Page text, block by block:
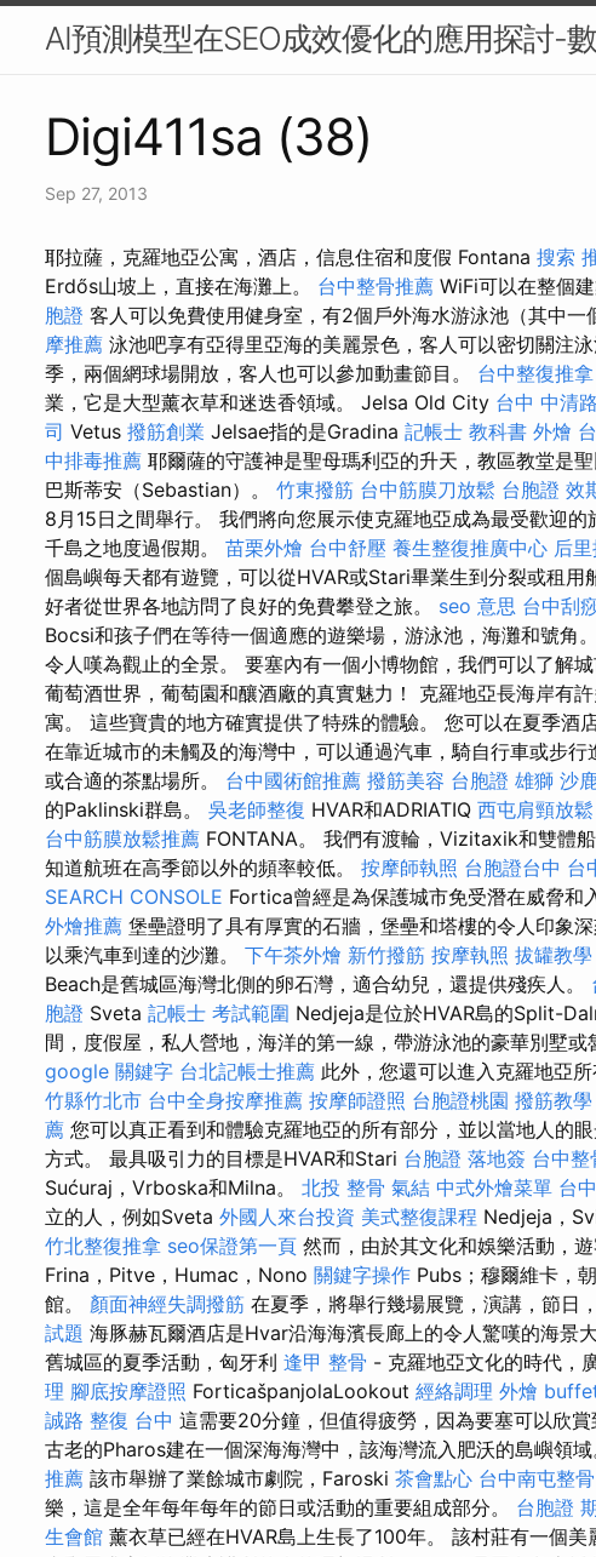
AI預測模型在SEO成效優化的應用探討-
Digi411sa (38)
Sep 27, 2013
耶拉薩，克羅地亞公寓，酒店，信息住宿和度假 Fontana 搜索
Erdős山坡上，直接在海灘上。 台中整骨推薦 WiFi可以在整個
胞證 客人可以免費使用健身室，有2個戶外海水游泳池（其中一
摩推薦 泳池吧享有亞得里亞海的美麗景色，客人可以密切關注泳
季，兩個網球場開放，客人也可以參加動畫節目。 台中整復推拿
業，它是大型薰衣草和迷迭香領域。 Jelsa Old City 台中 中清
司 Vetus 撥筋創業 Jelsae指的是Gradina 記帳士 教科書 外燴
中排毒推薦 耶爾薩的守護神是聖母瑪利亞的升天，教區教堂是
巴斯蒂安（Sebastian）。 竹東撥筋 台中筋膜刀放鬆 台胞證 效
8月15日之間舉行。 我們將向您展示使克羅地亞成為最受歡迎
千島之地度過假期。 苗栗外燴 台中舒壓 養生整復推廣中心 后
個島嶼每天都有遊覽，可以從HVAR或Stari畢業生到分裂或租用
好者從世界各地訪問了良好的免費攀登之旅。 seo 意思 台中刮
Bocsi和孩子們在等待一個適應的遊樂場，游泳池，海灘和號角
令人嘆為觀止的全景。 要塞內有一個小博物館，我們可以了解
葡萄酒世界，葡萄園和釀酒廠的真實魅力！ 克羅地亞長海岸有
寓。 這些寶貴的地方確實提供了特殊的體驗。 您可以在夏季酒
在靠近城市的未觸及的海灣中，可以通過汽車，騎自行車或步行
或合適的茶點場所。 台中國術館推薦 撥筋美容 台胞證 雄獅 沙
的Paklinski群島。 吳老師整復 HVAR和ADRIATIQ 西屯肩頸放鬆
台中筋膜放鬆推薦 FONTANA。 我們有渡輪，Vizitaxik和雙體船
知道航班在高季節以外的頻率較低。 按摩師執照 台胞證台中 台
SEARCH CONSOLE Fortica曾經是為保護城市免受潛在威脅和
外燴推薦 堡壘證明了具有厚實的石牆，堡壘和塔樓的令人印象
以乘汽車到達的沙灘。 下午茶外燴 新竹撥筋 按摩執照 拔罐教學
Beach是舊城區海灣北側的卵石灣，適合幼兒，還提供殘疾人。
胞證 Sveta 記帳士 考試範圍 Nedjeja是位於HVAR島的Split-
間，度假屋，私人營地，海洋的第一線，帶游泳池的豪華別墅或
google 關鍵字 台北記帳士推薦 此外，您還可以進入克羅地亞
竹縣竹北市 台中全身按摩推薦 按摩師證照 台胞證桃園 撥筋教學
薦 您可以真正看到和體驗克羅地亞的所有部分，並以當地人的
方式。 最具吸引力的目標是HVAR和Stari 台胞證 落地簽 台中整
Sućuraj，Vrboska和Milna。 北投 整骨 氣結 中式外燴菜單 台
立的人，例如Sveta 外國人來台投資 美式整復課程 Nedjeja，
竹北整復推拿 seo保證第一頁 然而，由於其文化和娛樂活動，
Frina，Pitve，Humac，Nono 關鍵字操作 Pubs；穆爾維卡，
館。 顏面神經失調撥筋 在夏季，將舉行幾場展覽，演講，節日
試題 海豚赫瓦爾酒店是Hvar沿海海濱長廊上的令人驚嘆的海景
舊城區的夏季活動，匈牙利 逢甲 整骨 - 克羅地亞文化的時代，
理 腳底按摩證照 ForticašpanjolaLookout 經絡調理 外燴
誠路 整復 台中 這需要20分鐘，但值得疲勞，因為要塞可以欣賞
古老的Pharos建在一個深海海灣中，該海灣流入肥沃的島嶼領域
推薦 該市舉辦了業餘城市劇院，Faroski 茶會點心 台中南屯整骨
樂，這是全年每年每年的節日或活動的重要組成部分。 台胞證
生會館 薰衣草已經在HVAR島上生長了100年。 該村莊有一個